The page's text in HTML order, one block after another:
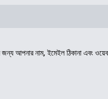
জন্য আপনার নাম, ইমেইল ঠিকানা এবং